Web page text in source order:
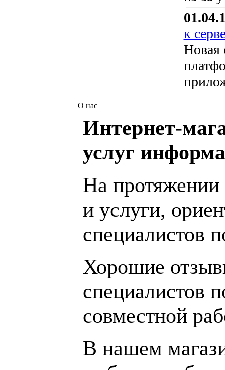
к
Новая
О нас
Интернет-
услуг
На протяжении
и услуги,
специалистов
Хорошие
специалистов
совместной
В нашем